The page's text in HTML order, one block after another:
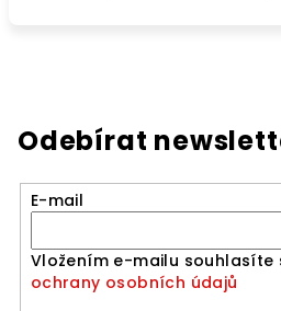
Odebírat
E-mail
Vložením e-mailu souhlasíte
ochrany osobních údajů